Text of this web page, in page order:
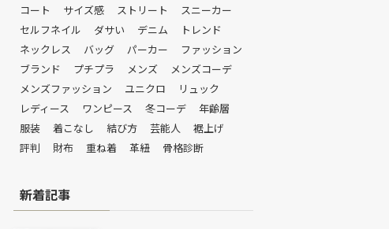
コート
サイズ感 ストリート
スニーカー
セルフネイル
ダサい デニム
トレンド
ネックレス
バッグ パーカー
ファッション
ブランド
プチプラ メンズ
メンズコーデ
メンズファッション
ユニクロ
リュック
レディース
ワンピース 冬コーデ
年齢層
服装
着こなし 結び方 芸能人
裾上げ
評判
財布 重ね着 革紐 骨格診断
新着記事